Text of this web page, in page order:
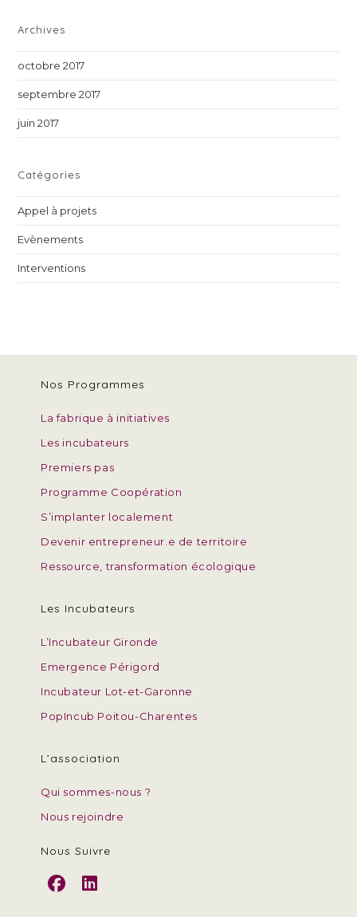
Archives
octobre 2017
septembre 2017
juin 2017
Catégories
Appel à projets
Evènements
Interventions
Nos Programmes
La fabrique à initiatives
Les incubateurs
Premiers pas
Programme Coopération
S’implanter localement
Devenir entrepreneur.e de territoire
Ressource, transformation écologique
Les Incubateurs
L’Incubateur Gironde
Emergence Périgord
Incubateur Lot-et-Garonne
PopIncub Poitou-Charentes
L’association
Qui sommes-nous ?
Nous rejoindre
Nous Suivre